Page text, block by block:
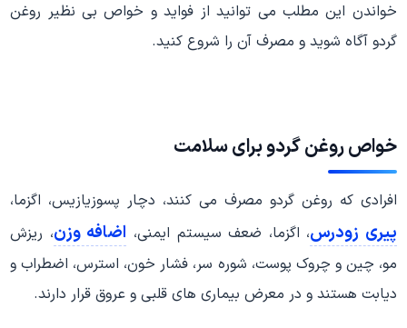
خواندن این مطلب می توانید از فواید و خواص بی نظیر روغن
گردو آگاه شوید و مصرف آن را شروع کنید.
خواص روغن گردو برای سلامت
افرادی که روغن گردو مصرف می کنند، دچار پسوزیازیس، اگزما،
پیری زودرس، اگزما، ضعف سیستم ایمنی، اضافه وزن، ریزش
مو، چین و چروک پوست، شوره سر، فشار خون، استرس، اضطراب و
دیابت هستند و در معرض بیماری های قلبی و عروق قرار دارند.